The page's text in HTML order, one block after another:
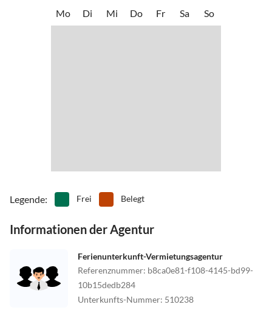
Mo
Di Mi Do Fr Sa So
Legende: Frei Belegt
Informationen der Agentur
Ferienunterkunft-Vermietungsagentur
Referenznummer: b8ca0e81-f108-4145-bd99-
10b15dedb284
Unterkunfts-Nummer: 510238